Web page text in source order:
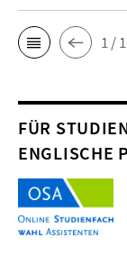
1 / 1
FÜR
ENGLISCHE